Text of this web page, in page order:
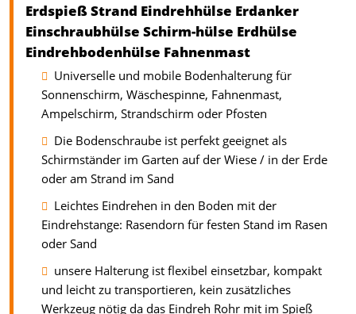
Erdspieß Strand Eindrehhülse Erdanker
Einschraubhülse Schirm-hülse Erdhülse
Eindrehbodenhülse Fahnenmast
Universelle und mobile Bodenhalterung für
Sonnenschirm, Wäschespinne, Fahnenmast,
Ampelschirm, Strandschirm oder Pfosten
Die Bodenschraube ist perfekt geeignet als
Schirmständer im Garten auf der Wiese / in der Erde
oder am Strand im Sand
Leichtes Eindrehen in den Boden mit der
Eindrehstange: Rasendorn für festen Stand im Rasen
oder Sand
unsere Halterung ist flexibel einsetzbar, kompakt
und leicht zu transportieren, kein zusätzliches
Werkzeug nötig da das Eindreh Rohr mit im Spieß